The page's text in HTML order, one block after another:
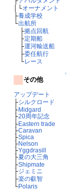
│└オーナメント
├養成学校
└出航所
├拠点回航
├定期船
├運河輸送船
├委任航行
└レース
↑
その他
アップデート
├シルクロード
├Midgard
├20周年記念
├Eastern trade
├Caravan
├Spica
├Nelson
├Yggdrasill
├夏の大三角
├Shipmate
├ジェミニ
├楽の叡智
└Polaris